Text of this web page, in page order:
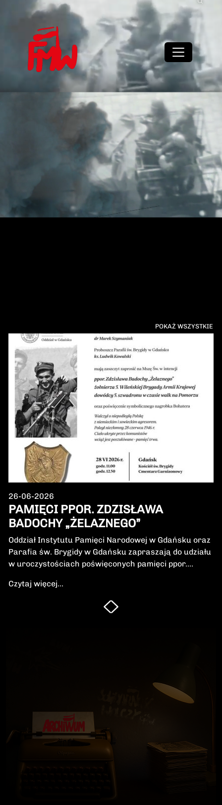
POKAŻ WSZYSTKIE
26-06-2026
PAMIĘCI PPOR. ZDZISŁAWA
BADOCHY „ŻELAZNEGO”
Oddział Instytutu Pamięci Narodowej w Gdańsku oraz
Parafia św. Brygidy w Gdańsku zapraszają do udziału
w uroczystościach poświęconych pamięci ppor.
Wileńskiej Brygady Armii Krajowej, dowódcy 5.
szwadronu podczas walk na Pomorzu, jednego z
najbardziej zasłużonych żołnierzy polskiego podziemia
przeciwko niemieckiemu i sowieckiemu okupantowi, a
po zakończeniu wojny pozostał wierny ideałom
ukrycia jego szczątków przez komunistyczny aparat
represji pozostaje do dziś nieznane.Program
uroczystości:11.00 – Msza Święta w Kościele św.
Brygidy w Gdańsku12.30 – poświęcenie
symbolicznego nagrobka na Cmentarzu
Garnizonowym w GdańskuSerdecznie zapraszamy
Czytaj więcej...